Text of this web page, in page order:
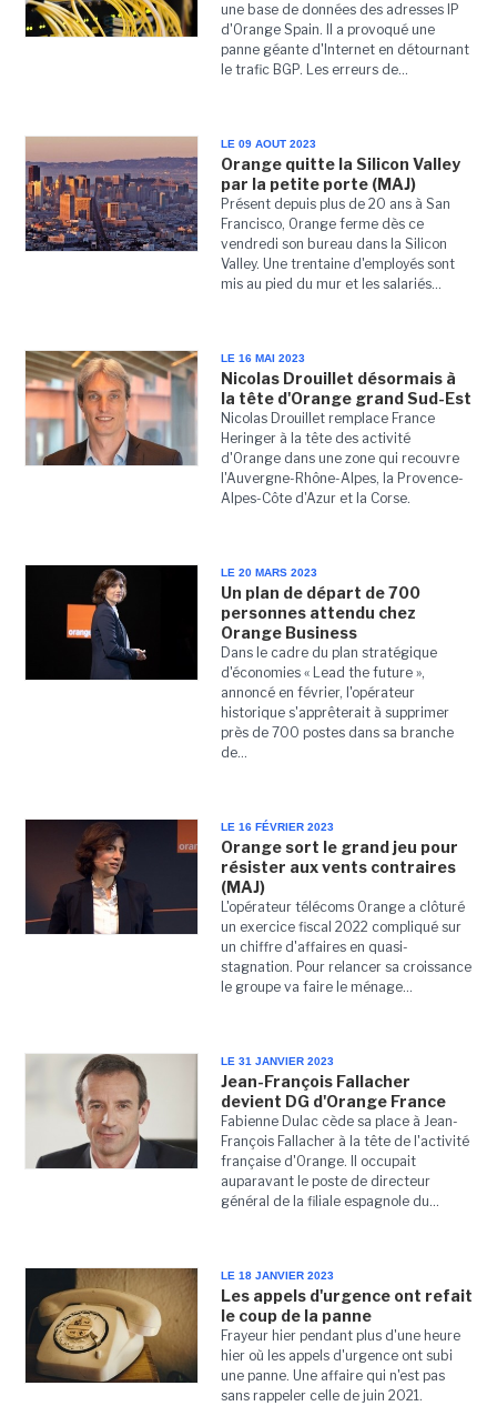
une base de données des adresses IP
d'Orange Spain. Il a provoqué une
panne géante d'Internet en détournant
le trafic BGP. Les erreurs de...
LE 09 AOUT 2023
Orange quitte la Silicon Valley
par la petite porte (MAJ)
Présent depuis plus de 20 ans à San
Francisco, Orange ferme dès ce
vendredi son bureau dans la Silicon
Valley. Une trentaine d'employés sont
mis au pied du mur et les salariés...
LE 16 MAI 2023
Nicolas Drouillet désormais à
la tête d'Orange grand Sud-Est
Nicolas Drouillet remplace France
Heringer à la tête des activité
d'Orange dans une zone qui recouvre
l'Auvergne-Rhône-Alpes, la Provence-
Alpes-Côte d'Azur et la Corse.
LE 20 MARS 2023
Un plan de départ de 700
personnes attendu chez
Orange Business
Dans le cadre du plan stratégique
d'économies « Lead the future »,
annoncé en février, l'opérateur
historique s'apprêterait à supprimer
près de 700 postes dans sa branche
de...
LE 16 FÉVRIER 2023
Orange sort le grand jeu pour
résister aux vents contraires
(MAJ)
L'opérateur télécoms Orange a clôturé
un exercice fiscal 2022 compliqué sur
un chiffre d'affaires en quasi-
stagnation. Pour relancer sa croissance
le groupe va faire le ménage...
LE 31 JANVIER 2023
Jean-François Fallacher
devient DG d'Orange France
Fabienne Dulac cède sa place à Jean-
François Fallacher à la tête de l'activité
française d'Orange. Il occupait
auparavant le poste de directeur
général de la filiale espagnole du...
LE 18 JANVIER 2023
Les appels d'urgence ont refait
le coup de la panne
Frayeur hier pendant plus d'une heure
hier où les appels d'urgence ont subi
une panne. Une affaire qui n'est pas
sans rappeler celle de juin 2021.